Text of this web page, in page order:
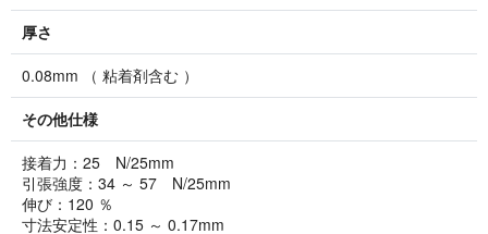
厚さ
0.08mm （ 粘着剤含む ）
その他仕様
接着力：25 N/25mm
引張強度：34 ～ 57 N/25mm
伸び：120 ％
寸法安定性：0.15 ～ 0.17mm